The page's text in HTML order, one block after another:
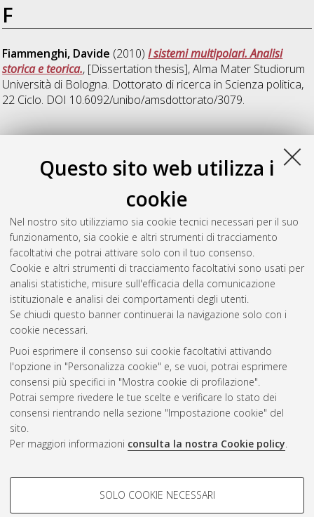
Questo sito web utilizza i
cookie
Nel nostro sito utilizziamo sia cookie tecnici necessari per il suo
funzionamento, sia cookie e altri strumenti di tracciamento
facoltativi che potrai attivare solo con il tuo consenso.
Cookie e altri strumenti di tracciamento facoltativi sono usati per
analisi statistiche, misure sull'efficacia della comunicazione
istituzionale e analisi dei comportamenti degli utenti.
Se chiudi questo banner continuerai la navigazione solo con i
cookie necessari.
Puoi esprimere il consenso sui cookie facoltativi attivando
l'opzione in "Personalizza cookie" e, se vuoi, potrai esprimere
consensi più specifici in "Mostra cookie di profilazione".
Potrai sempre rivedere le tue scelte e verificare lo stato dei
consensi rientrando nella sezione "Impostazione cookie" del
sito.
Per maggiori informazioni consulta la nostra Cookie policy.
COOKIE DI PROFILAZIONE -
SOLO COOKIE NECESSARI
F
Fiammenghi, Davide (2010)I sistemi multipolari. Analisi
storica e teorica., [Dissertation thesis], Alma Mater Studiorum
Università di Bologna. Dottorato di ricerca in Scienza politica,
22 Ciclo. DOI 10.6092/unibo/amsdottorato/3079.
M
Maiani, Vittorio (2009)Politica estera e strategie di sicurezza.
L'Europa del XVII secolo e la preponderanza francese
[Dissertation thesis], Alma Mater Studiorum Università di
Bologna. Dottorato di ricerca inScienza politica, 21 Ciclo. DOI
10.6092/unibo/amsdottorato/1691.
Questa lista e' stata generata ilSat Aug 8 20:46:24 2026
Atom
Rss 1.0
Rss 2.0
ISSN: 2038-7946
Impostazioni Cookie
Informativa sulla privacy
Condizioni d’uso del sito